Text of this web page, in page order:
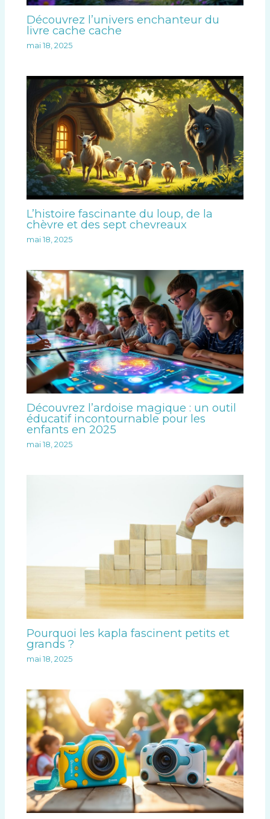
Découvrez l’univers enchanteur du
livre cache cache
mai 18, 2025
L’histoire fascinante du loup, de la
chèvre et des sept chevreaux
mai 18, 2025
Découvrez l’ardoise magique : un outil
éducatif incontournable pour les
enfants en 2025
mai 18, 2025
Pourquoi les kapla fascinent petits et
grands ?
mai 18, 2025